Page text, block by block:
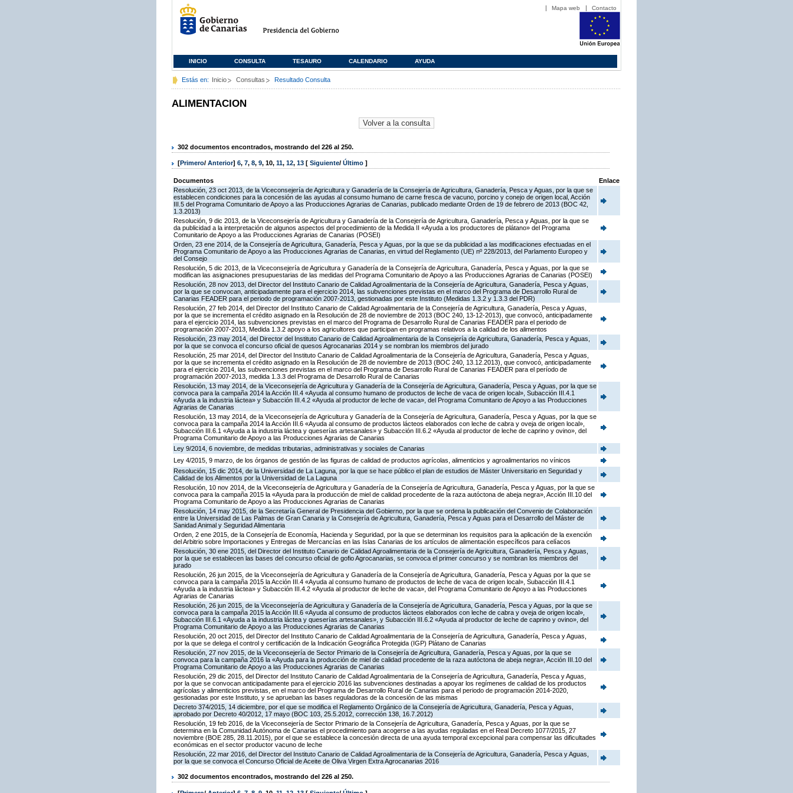
Mapa web Contacto
INICIO CONSULTA TESAURO CALENDARIO AYUDA
Estás en: Inicio Consultas Resultado Consulta
ALIMENTACION
302 documentos encontrados, mostrando del 226 al 250.
[Primero/ Anterior] 6, 7, 8, 9, 10, 11, 12, 13 [ Siguiente/ Último ]
Documentos
Enlace
Resolución, 23 oct 2013, de la Viceconsejería de Agricultura y Ganadería de la Consejería de Agricultura, Ganadería, Pesca y Aguas, por la que se
establecen condiciones para la concesión de las ayudas al consumo humano de carne fresca de vacuno, porcino y conejo de origen local, Acción
III.5 del Programa Comunitario de Apoyo a las Producciones Agrarias de Canarias, publicado mediante Orden de 19 de febrero de 2013 (BOC 42,
1.3.2013)
Resolución, 9 dic 2013, de la Viceconsejería de Agricultura y Ganadería de la Consejería de Agricultura, Ganadería, Pesca y Aguas, por la que se
da publicidad a la interpretación de algunos aspectos del procedimiento de la Medida II «Ayuda a los productores de plátano» del Programa
Comunitario de Apoyo a las Producciones Agrarias de Canarias (POSEI)
Orden, 23 ene 2014, de la Consejería de Agricultura, Ganadería, Pesca y Aguas, por la que se da publicidad a las modificaciones efectuadas en el
Programa Comunitario de Apoyo a las Producciones Agrarias de Canarias, en virtud del Reglamento (UE) nº 228/2013, del Parlamento Europeo y
del Consejo
Resolución, 5 dic 2013, de la Viceconsejería de Agricultura y Ganadería de la Consejería de Agricultura, Ganadería, Pesca y Aguas, por la que se
modifican las asignaciones presupuestarias de las medidas del Programa Comunitario de Apoyo a las Producciones Agrarias de Canarias (POSEI)
Resolución, 28 nov 2013, del Director del Instituto Canario de Calidad Agroalimentaria de la Consejería de Agricultura, Ganadería, Pesca y Aguas,
por la que se convocan, anticipadamente para el ejercicio 2014, las subvenciones previstas en el marco del Programa de Desarrollo Rural de
Canarias FEADER para el periodo de programación 2007-2013, gestionadas por este Instituto (Medidas 1.3.2 y 1.3.3 del PDR)
Resolución, 27 feb 2014, del Director del Instituto Canario de Calidad Agroalimentaria de la Consejería de Agricultura, Ganadería, Pesca y Aguas,
por la que se incrementa el crédito asignado en la Resolución de 28 de noviembre de 2013 (BOC 240, 13-12-2013), que convocó, anticipadamente
para el ejercicio 2014, las subvenciones previstas en el marco del Programa de Desarrollo Rural de Canarias FEADER para el periodo de
programación 2007-2013, Medida 1.3.2 apoyo a los agricultores que participan en programas relativos a la calidad de los alimentos
Resolución, 23 may 2014, del Director del Instituto Canario de Calidad Agroalimentaria de la Consejería de Agricultura, Ganadería, Pesca y Aguas,
por la que se convoca el concurso oficial de quesos Agrocanarias 2014 y se nombran los miembros del jurado
Resolución, 25 mar 2014, del Director del Instituto Canario de Calidad Agroalimentaria de la Consejería de Agricultura, Ganadería, Pesca y Aguas,
por la que se incrementa el crédito asignado en la Resolución de 28 de noviembre de 2013 (BOC 240, 13.12.2013), que convocó, anticipadamente
para el ejercicio 2014, las subvenciones previstas en el marco del Programa de Desarrollo Rural de Canarias FEADER para el período de
programación 2007-2013, medida 1.3.3 del Programa de Desarrollo Rural de Canarias
Resolución, 13 may 2014, de la Viceconsejería de Agricultura y Ganadería de la Consejería de Agricultura, Ganadería, Pesca y Aguas, por la que se
convoca para la campaña 2014 la Acción III.4 «Ayuda al consumo humano de productos de leche de vaca de origen local», Subacción III.4.1
«Ayuda a la industria láctea» y Subacción III.4.2 «Ayuda al productor de leche de vaca», del Programa Comunitario de Apoyo a las Producciones
Agrarias de Canarias
Resolución, 13 may 2014, de la Viceconsejería de Agricultura y Ganadería de la Consejería de Agricultura, Ganadería, Pesca y Aguas, por la que se
convoca para la campaña 2014 la Acción III.6 «Ayuda al consumo de productos lácteos elaborados con leche de cabra y oveja de origen local»,
Subacción III.6.1 «Ayuda a la industria láctea y queserías artesanales» y Subacción III.6.2 «Ayuda al productor de leche de caprino y ovino», del
Programa Comunitario de Apoyo a las Producciones Agrarias de Canarias
Ley 9/2014, 6 noviembre, de medidas tributarias, administrativas y sociales de Canarias
Ley 4/2015, 9 marzo, de los órganos de gestión de las figuras de calidad de productos agrícolas, alimenticios y agroalimentarios no vínicos
Resolución, 15 dic 2014, de la Universidad de La Laguna, por la que se hace público el plan de estudios de Máster Universitario en Seguridad y
Calidad de los Alimentos por la Universidad de La Laguna
Resolución, 10 nov 2014, de la Viceconsejería de Agricultura y Ganadería de la Consejería de Agricultura, Ganadería, Pesca y Aguas, por la que se
convoca para la campaña 2015 la «Ayuda para la producción de miel de calidad procedente de la raza autóctona de abeja negra», Acción III.10 del
Programa Comunitario de Apoyo a las Producciones Agrarias de Canarias
Resolución, 14 may 2015, de la Secretaría General de Presidencia del Gobierno, por la que se ordena la publicación del Convenio de Colaboración
entre la Universidad de Las Palmas de Gran Canaria y la Consejería de Agricultura, Ganadería, Pesca y Aguas para el Desarrollo del Máster de
Sanidad Animal y Seguridad Alimentaria
Orden, 2 ene 2015, de la Consejería de Economía, Hacienda y Seguridad, por la que se determinan los requisitos para la aplicación de la exención
del Arbitrio sobre Importaciones y Entregas de Mercancías en las Islas Canarias de los artículos de alimentación específicos para celíacos
Resolución, 30 ene 2015, del Director del Instituto Canario de Calidad Agroalimentaria de la Consejería de Agricultura, Ganadería, Pesca y Aguas,
por la que se establecen las bases del concurso oficial de gofio Agrocanarias, se convoca el primer concurso y se nombran los miembros del
jurado
Resolución, 26 jun 2015, de la Viceconsejería de Agricultura y Ganadería de la Consejería de Agricultura, Ganadería, Pesca y Aguas por la que se
convoca para la campaña 2015 la Acción III.4 «Ayuda al consumo humano de productos de leche de vaca de origen local», Subacción III.4.1
«Ayuda a la industria láctea» y Subacción III.4.2 «Ayuda al productor de leche de vaca», del Programa Comunitario de Apoyo a las Producciones
Agrarias de Canarias
Resolución, 26 jun 2015, de la Viceconsejería de Agricultura y Ganadería de la Consejería de Agricultura, Ganadería, Pesca y Aguas, por la que se
convoca para la campaña 2015 la Acción III.6 «Ayuda al consumo de productos lácteos elaborados con leche de cabra y oveja de origen local»,
Subacción III.6.1 «Ayuda a la industria láctea y queserías artesanales», y Subacción III.6.2 «Ayuda al productor de leche de caprino y ovino», del
Programa Comunitario de Apoyo a las Producciones Agrarias de Canarias
Resolución, 20 oct 2015, del Director del Instituto Canario de Calidad Agroalimentaria de la Consejería de Agricultura, Ganadería, Pesca y Aguas,
por la que se delega el control y certificación de la Indicación Geográfica Protegida (IGP) Plátano de Canarias
Resolución, 27 nov 2015, de la Viceconsejería de Sector Primario de la Consejería de Agricultura, Ganadería, Pesca y Aguas, por la que se
convoca para la campaña 2016 la «Ayuda para la producción de miel de calidad procedente de la raza autóctona de abeja negra», Acción III.10 del
Programa Comunitario de Apoyo a las Producciones Agrarias de Canarias
Resolución, 29 dic 2015, del Director del Instituto Canario de Calidad Agroalimentaria de la Consejería de Agricultura, Ganadería, Pesca y Aguas,
por la que se convocan anticipadamente para el ejercicio 2016 las subvenciones destinadas a apoyar los regímenes de calidad de los productos
agrícolas y alimenticios previstas, en el marco del Programa de Desarrollo Rural de Canarias para el periodo de programación 2014-2020,
gestionadas por este Instituto, y se aprueban las bases reguladoras de la concesión de las mismas
Decreto 374/2015, 14 diciembre, por el que se modifica el Reglamento Orgánico de la Consejería de Agricultura, Ganadería, Pesca y Aguas,
aprobado por Decreto 40/2012, 17 mayo (BOC 103, 25.5.2012, corrección 138, 16.7.2012)
Resolución, 19 feb 2016, de la Viceconsejería de Sector Primario de la Consejería de Agricultura, Ganadería, Pesca y Aguas, por la que se
determina en la Comunidad Autónoma de Canarias el procedimiento para acogerse a las ayudas reguladas en el Real Decreto 1077/2015, 27
noviembre (BOE 285, 28.11.2015), por el que se establece la concesión directa de una ayuda temporal excepcional para compensar las dificultades
económicas en el sector productor vacuno de leche
Resolución, 22 mar 2016, del Director del Instituto Canario de Calidad Agroalimentaria de la Consejería de Agricultura, Ganadería, Pesca y Aguas,
por la que se convoca el Concurso Oficial de Aceite de Oliva Virgen Extra Agrocanarias 2016
302 documentos encontrados, mostrando del 226 al 250.